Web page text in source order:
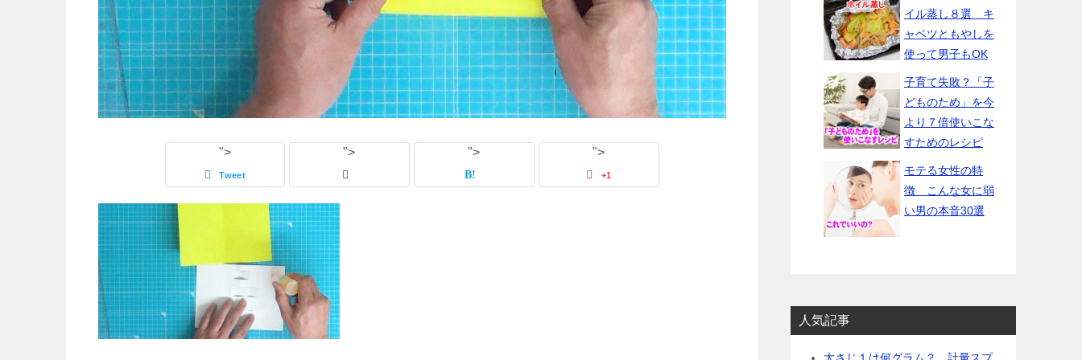
">
Tweet
"> "> ">
+1
イル蒸し８選 キ
ャベツともやしを
使って男子もOK
子育て失敗？「子
どものため」を今
より７倍使いこな
すためのレシピ
モテる女性の特
徴 こんな女に弱
い男の本音30選
人気記事